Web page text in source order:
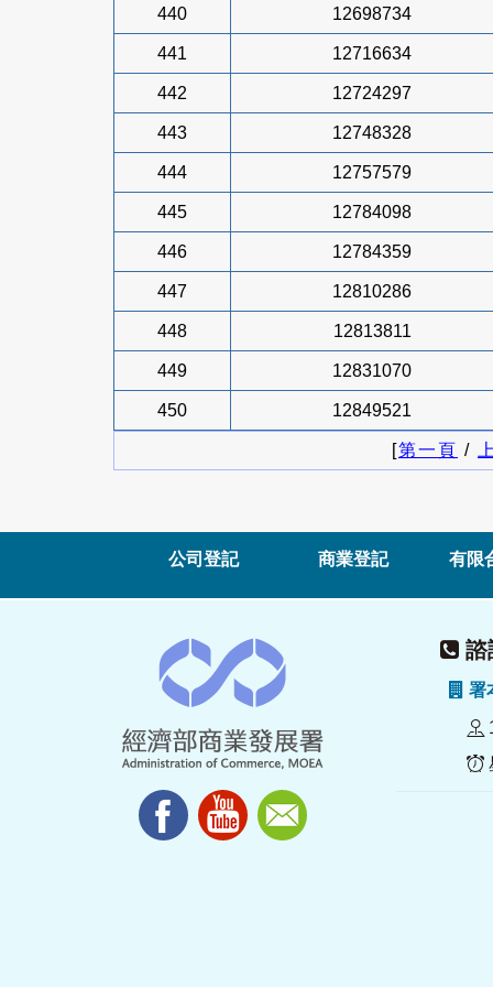
440 12698734
441 12716634
442 12724297
443 12748328
444 12757579
445 12784098
446 12784359
447 12810286
448 12813811
449 12831070
450 12849521
[第一頁 /
公司登記 商業登記 有限
諮